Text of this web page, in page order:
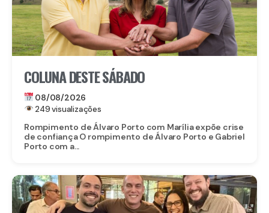
COLUNA DESTE SÁBADO
08/08/2026
249 visualizações
Rompimento de Álvaro Porto com Marília expõe crise
de confiança O rompimento de Álvaro Porto e Gabriel
Porto com a...